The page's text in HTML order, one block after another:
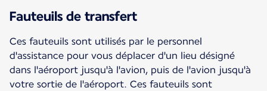
Fauteuils de transfert
Ces fauteuils sont utilisés par le personnel
d'assistance pour vous déplacer d'un lieu désigné
dans l'aéroport jusqu'à l'avion, puis de l'avion jusqu'à
votre sortie de l'aéroport. Ces fauteuils sont